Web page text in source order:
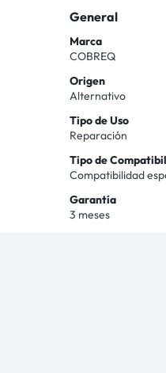
General
Marca
COBREQ
Origen
Alternativo
Tipo de Uso
Reparación
Tipo de
Compatibilidad
Garantía
3 meses